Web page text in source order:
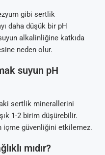
gibi sertlik
daha düşük bir pH
alkalinliğine katkıda
neden olur.
suyun pH
sertlik minerallerini
1-2 birim düşürebilir.
içme güvenliğini etkilemez.
mıdır?